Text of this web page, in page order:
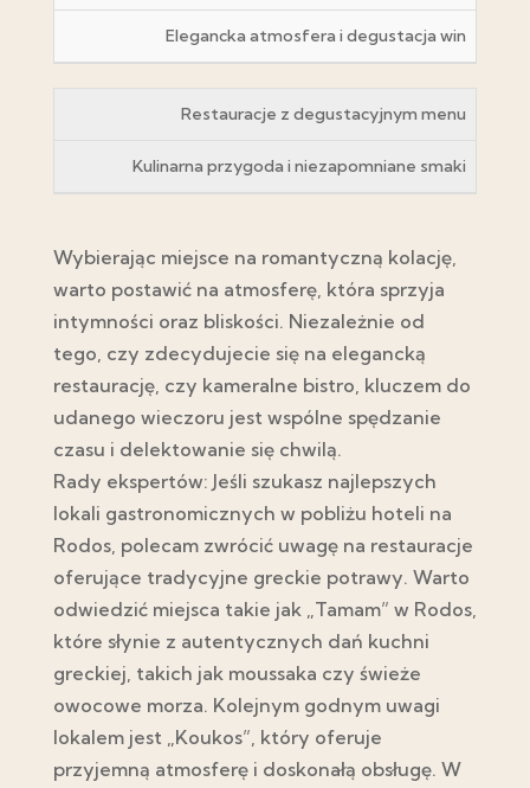
Elegancka atmosfera i degustacja win
Restauracje z degustacyjnym menu
Kulinarna przygoda i niezapomniane smaki
Wybierając miejsce na romantyczną kolację,
warto postawić na atmosferę, która sprzyja
intymności oraz bliskości. Niezależnie od
tego, czy zdecydujecie się na elegancką
restaurację, czy kameralne bistro, kluczem do
udanego wieczoru jest wspólne spędzanie
czasu i delektowanie się chwilą.
Rady ekspertów: Jeśli szukasz najlepszych
lokali gastronomicznych w pobliżu hoteli na
Rodos, polecam zwrócić uwagę na restauracje
oferujące tradycyjne greckie potrawy. Warto
odwiedzić miejsca takie jak „Tamam” w Rodos,
które słynie z autentycznych dań kuchni
greckiej, takich jak moussaka czy świeże
owocowe morza. Kolejnym godnym uwagi
lokalem jest „Koukos”, który oferuje
przyjemną atmosferę i doskonałą obsługę. W